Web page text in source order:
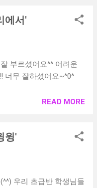
에서'
부르셨어요^^ 어려운
너무 잘하셨어요~^0^
READ MORE
윙'
우리 초급반 학생님들